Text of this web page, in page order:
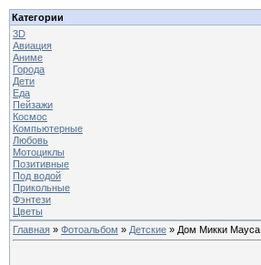
Категории
3D
Авиация
Аниме
Города
Дети
Еда
Пейзажи
Космос
Компьютерные
Любовь
Мотоциклы
Позитивные
Под водой
Прикольные
Фэнтези
Цветы
Главная » Фотоальбом » Детские » Дом Микки Мауса